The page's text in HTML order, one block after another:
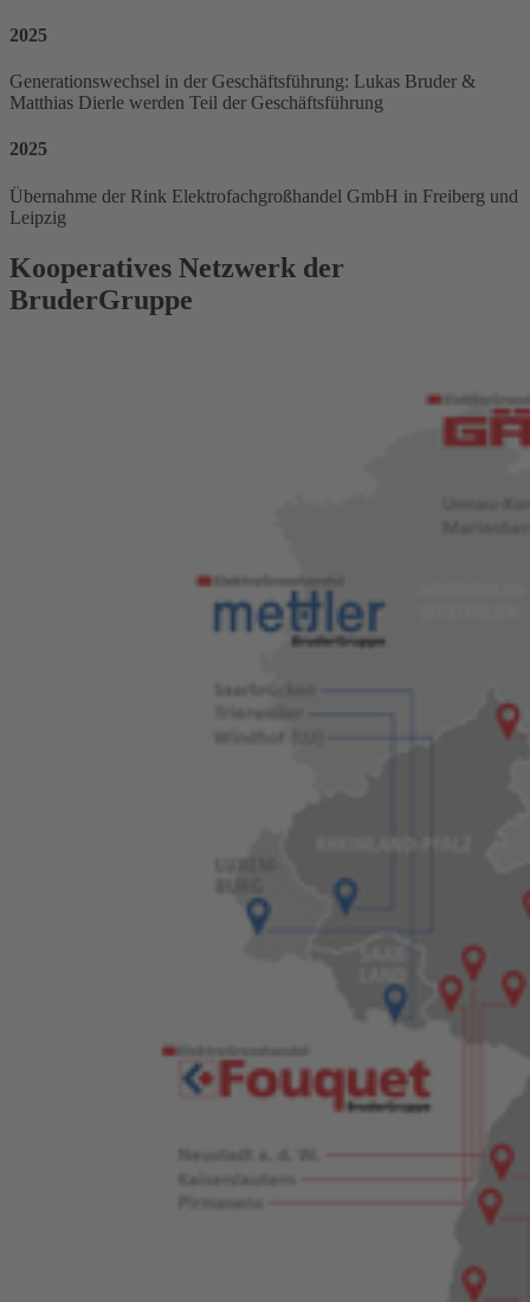
2025
Generationswechsel in der Geschäftsführung: Lukas Bruder &
Matthias Dierle werden Teil der Geschäftsführung
2025
Übernahme der Rink Elektrofachgroßhandel GmbH in Freiberg und
Leipzig
Kooperatives Netzwerk der
BruderGruppe